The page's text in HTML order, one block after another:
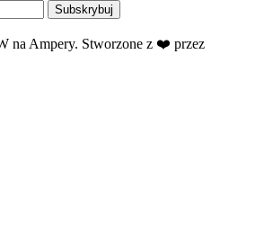
Subskrybuj
na Ampery. Stworzone z ❤️ przez